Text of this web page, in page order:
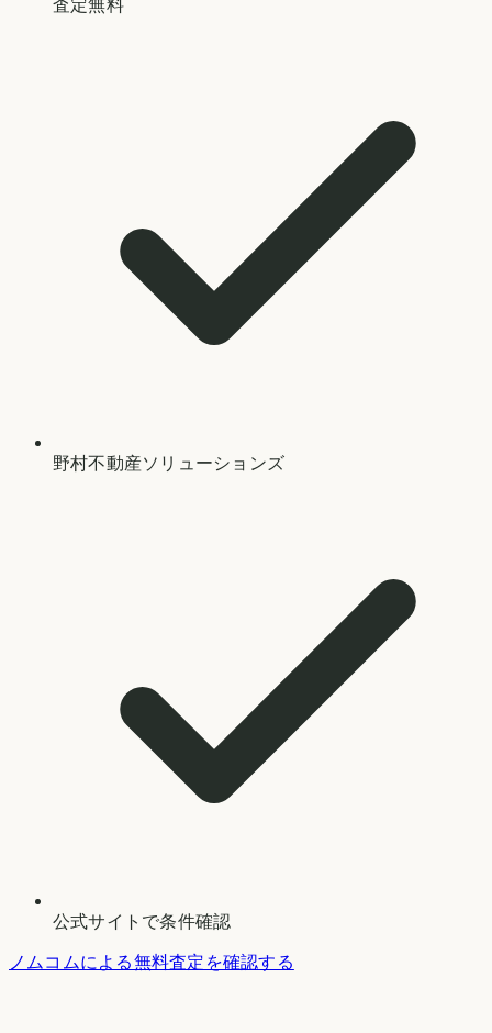
査定無料
野村不動産ソリューションズ
公式サイトで条件確認
ノムコムによる無料査定を確認する